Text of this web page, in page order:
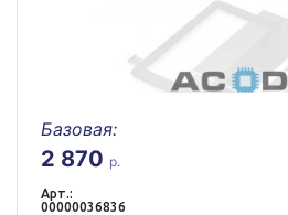
Базовая:
2 870 р.
Арт.:
00000036836